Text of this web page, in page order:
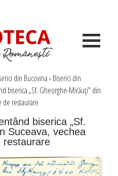
din Bucovina› Biserici din
biserica „Sf. Gheorghe-Mirăuţi” din
restaurare
biserica „Sf.
Suceava, vechea
restaurare